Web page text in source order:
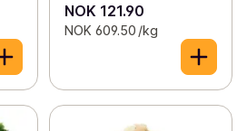
NOK 121.90
NOK 609.50 /kg